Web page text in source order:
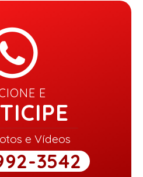
E
e Vídeos
3542